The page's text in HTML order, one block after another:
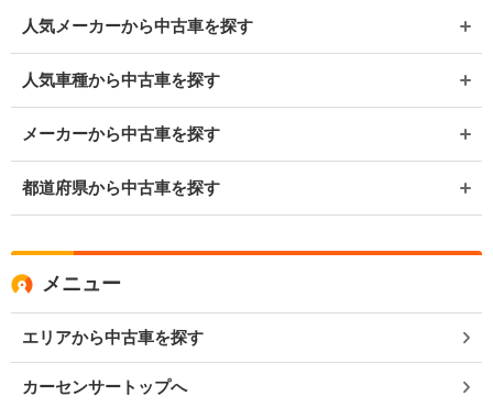
人気メーカーから中古車を探す
人気車種から中古車を探す
メーカーから中古車を探す
都道府県から中古車を探す
メニュー
エリアから中古車を探す
カーセンサートップへ